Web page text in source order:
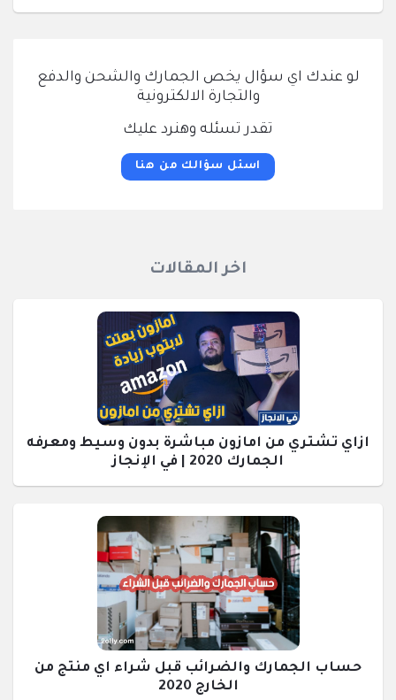
لو عندك اي سؤال يخص الجمارك والشحن والدفع
والتجارة الالكترونية
تقدر تسئله وهنرد عليك
اسئل سؤالك من هنا
اخر المقالات
ازاي تشتري من امازون مباشرة بدون وسيط ومعرفه
الجمارك 2020 | في الإنجاز
حساب الجمارك والضرائب قبل شراء اي منتج من
الخارج 2020